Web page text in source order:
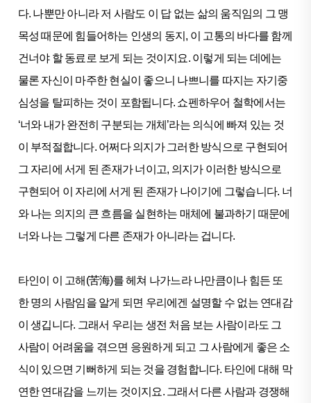
다. 나뿐만 아니라 저 사람도 이 답 없는 삶의 움직임의 그 맹
목성 때문에 힘들어하는 인생의 동지, 이 고통의 바다를 함께
건너야 할 동료로 보게 되는 것이지요. 이렇게 되는 데에는
물론 자신이 마주한 현실이 좋으니 나쁘니를 따지는 자기중
심성을 탈피하는 것이 포함됩니다. 쇼펜하우어 철학에서는
‘너와 내가 완전히 구분되는 개체’라는 의식에 빠져 있는 것
이 부적절합니다. 어쩌다 의지가 그러한 방식으로 구현되어
그 자리에 서게 된 존재가 너이고, 의지가 이러한 방식으로
구현되어 이 자리에 서게 된 존재가 나이기에 그렇습니다. 너
와 나는 의지의 큰 흐름을 실현하는 매체에 불과하기 때문에
너와 나는 그렇게 다른 존재가 아니라는 겁니다.
타인이 이 고해(苦海)를 헤쳐 나가느라 나만큼이나 힘든 또
한 명의 사람임을 알게 되면 우리에겐 설명할 수 없는 연대감
이 생깁니다. 그래서 우리는 생전 처음 보는 사람이라도 그
사람이 어려움을 겪으면 응원하게 되고 그 사람에게 좋은 소
식이 있으면 기뻐하게 되는 것을 경험합니다. 타인에 대해 막
연한 연대감을 느끼는 것이지요. 그래서 다른 사람과 경쟁해